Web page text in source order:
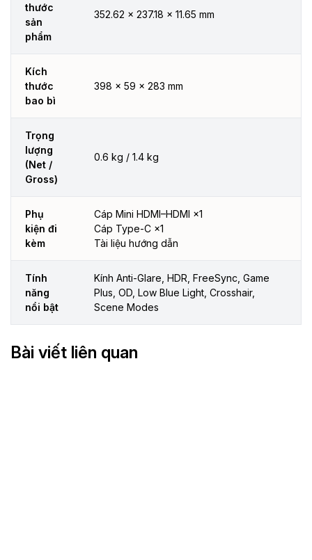
thước
sản
phẩm
352.62 × 237.18 × 11.65 mm
Kích
thước
bao bì
398 × 59 × 283 mm
Trọng
lượng
(Net /
Gross)
0.6 kg / 1.4 kg
Phụ
kiện đi
kèm
Cáp Mini HDMI–HDMI ×1
Cáp Type-C ×1
Tài liệu hướng dẫn
Tính
năng
nổi bật
Kính Anti-Glare, HDR, FreeSync, Game
Plus, OD, Low Blue Light, Crosshair,
Scene Modes
Bài viết liên quan